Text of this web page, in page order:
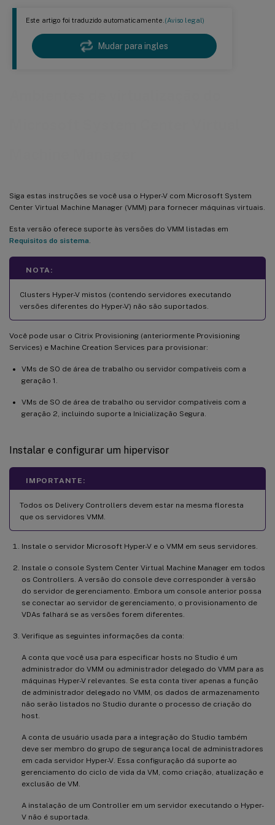
Este artigo foi traduzido automaticamente.(Aviso legal)
Mudar para ingles
Siga estas instruções se você usa o Hyper-V com Microsoft System
Center Virtual Machine Manager (VMM) para fornecer máquinas virtuais.
Esta versão oferece suporte às versões do VMM listadas em
Requisitos do sistema
NOTA:
Clusters Hyper-V mistos (contendo servidores executando
versões diferentes do Hyper-V) não são suportados.
Você pode usar o Citrix Provisioning (anteriormente Provisioning
Services) e Machine Creation Services para provisionar:
VMs de SO de área de trabalho ou servidor compatíveis com a
geração 1.
VMs de SO de área de trabalho ou servidor compatíveis com a
geração 2, incluindo suporte a Inicialização Segura.
Instalar e configurar um hipervisor
IMPORTANTE:
Todos os Delivery Controllers devem estar na mesma floresta
que os servidores VMM.
Instale o servidor Microsoft Hyper-V e o VMM em seus servidores.
Instale o console System Center Virtual Machine Manager em todos
os Controllers. A versão do console deve corresponder à versão
do servidor de gerenciamento. Embora um console anterior possa
se conectar ao servidor de gerenciamento, o provisionamento de
VDAs falhará se as versões forem diferentes.
Verifique as seguintes informações da conta:
A conta que você usa para especificar hosts no Studio é um
administrador do VMM ou administrador delegado do VMM para as
máquinas Hyper-V relevantes. Se esta conta tiver apenas a função
de administrador delegado no VMM, os dados de armazenamento
não serão listados no Studio durante o processo de criação do
host.
A conta de usuário usada para a integração do Studio também
deve ser membro do grupo de segurança local de administradores
em cada servidor Hyper-V. Essa configuração dá suporte ao
gerenciamento do ciclo de vida da VM, como criação, atualização e
exclusão de VM.
A instalação de um Controller em um servidor executando o Hyper-
V não é suportada.